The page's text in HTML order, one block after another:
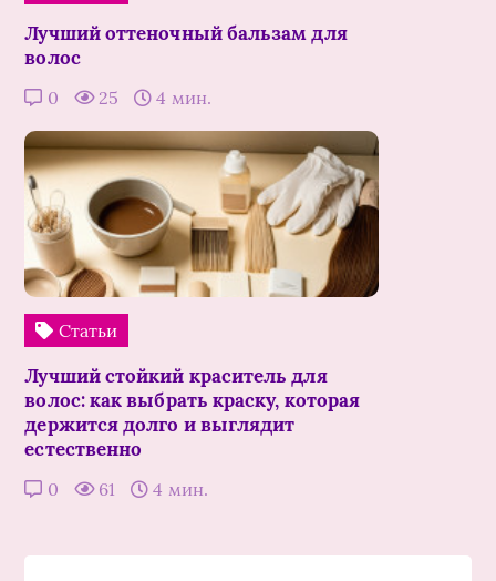
Лучший оттеночный бальзам для
волос
0 25 4 мин.
Статьи
Лучший стойкий краситель для
волос: как выбрать краску, которая
держится долго и выглядит
естественно
0 61 4 мин.